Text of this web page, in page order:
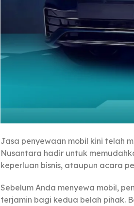
Jasa penyewaan mobil kini telah
Nusantara hadir untuk
keperluan bisnis, ataupun acara
Sebelum Anda menyewa mobil,
terjamin bagi kedua belah pihak.